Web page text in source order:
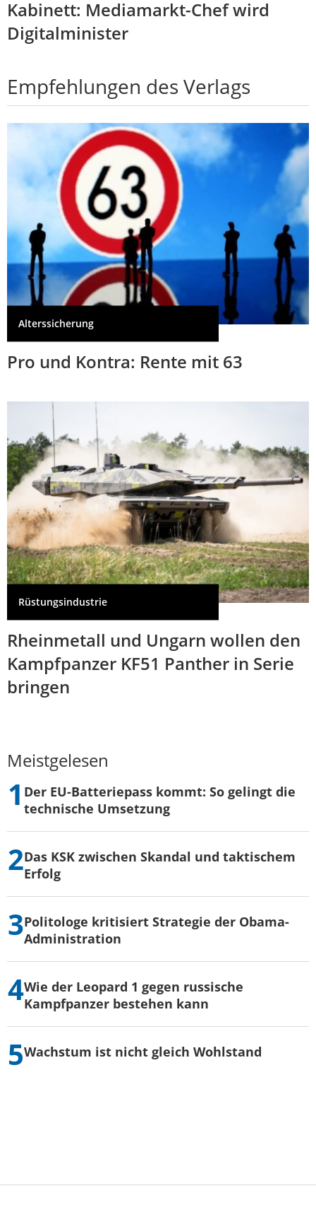
Kabinett: Mediamarkt-Chef wird
Digitalminister
Empfehlungen des Verlags
Alterssicherung
Pro und Kontra: Rente mit 63
Rüstungsindustrie
Rheinmetall und Ungarn wollen den
Kampfpanzer KF51 Panther in Serie
bringen
Meistgelesen
Der EU-Batteriepass kommt: So gelingt die
technische Umsetzung
Das KSK zwischen Skandal und taktischem
Erfolg
Politologe kritisiert Strategie der Obama-
Administration
Wie der Leopard 1 gegen russische
Kampfpanzer bestehen kann
Wachstum ist nicht gleich Wohlstand